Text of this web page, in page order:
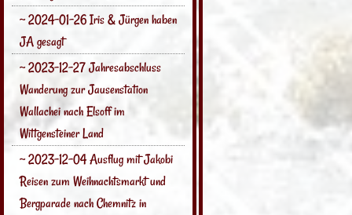
~ 2024-01-26 Iris & Jürgen haben
JA gesagt
~ 2023-12-27 Jahresabschluss
Wanderung zur Jausenstation
Wallachei nach Elsoff im
Wittgensteiner Land
~ 2023-12-04 Ausflug mit Jakobi
Reisen zum Weihnachtsmarkt und
Bergparade nach Chemnitz in